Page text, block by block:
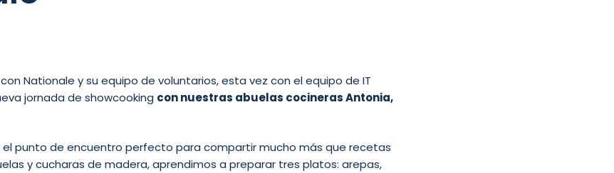
Nationale y su equipo de voluntarios, esta vez con el equipo de IT
jornada de showcooking con nuestras abuelas cocineras Antonia,
el punto de encuentro perfecto para compartir mucho más que recetas
y cucharas de madera, aprendimos a preparar tres platos: arepas,